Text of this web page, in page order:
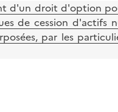
d'un droit d'option
de cession d'actifs
par les